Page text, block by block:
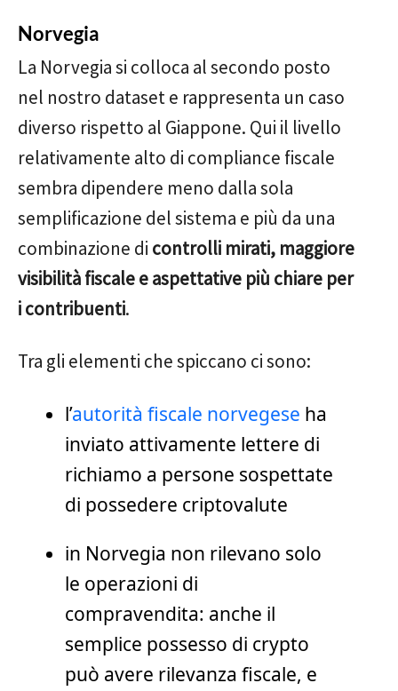
Norvegia
La Norvegia si colloca al secondo posto
nel nostro dataset e rappresenta un caso
diverso rispetto al Giappone. Qui il livello
relativamente alto di compliance fiscale
sembra dipendere meno dalla sola
semplificazione del sistema e più da una
combinazione di controlli mirati, maggiore
visibilità fiscale e aspettative più chiare per
i contribuenti.
Tra gli elementi che spiccano ci sono:
l’autorità fiscale norvegese ha
inviato attivamente lettere di
richiamo a persone sospettate
di possedere criptovalute
in Norvegia non rilevano solo
le operazioni di
compravendita: anche il
semplice possesso di crypto
può avere rilevanza fiscale, e